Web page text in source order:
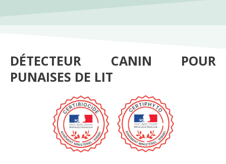
DÉTECTEUR CANIN POUR
PUNAISES DE LIT